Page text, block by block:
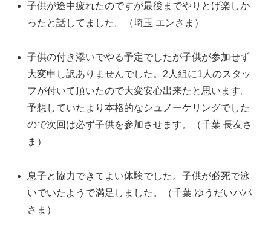
子供が途中疲れたのですが最後までやりとげ楽しか
ったと話してました。（埼玉 エンさま）
子供の付き添いでやる予定でしたが子供が参加せず
大変申し訳ありませんでした。2人組に1人のスタッ
フが付いて頂いたので大変安心出来たと思います。
予想していたより本格的なシュノーケリングでした
ので次回は必ず子供を参加させます。（千葉 長友さ
ま）
息子と協力できてよい体験でした。子供が必死で泳
いでいたようで満足しました。（千葉 ゆうだいパパ
さま）